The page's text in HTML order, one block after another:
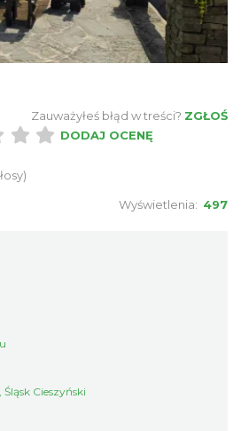
Zauważyłeś błąd w treści? ZGŁOŚ
DODAJ OCENĘ
Wyświetlenia: 497
Śląsk Cieszyński